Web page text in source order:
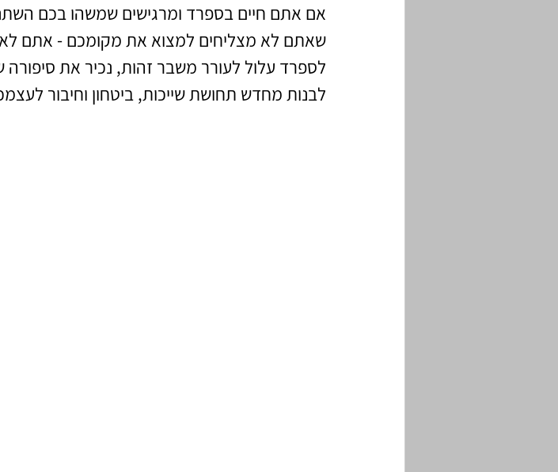
אם אתם חיים בספרד ומרגישים שמשהו בכם
שאתם לא מצליחים למצוא את מקומכם - אתם לא
לספרד עלול לעורר משבר זהות, נכיר את
לבנות מחדש תחושת שייכות, ביטחון וחיבור